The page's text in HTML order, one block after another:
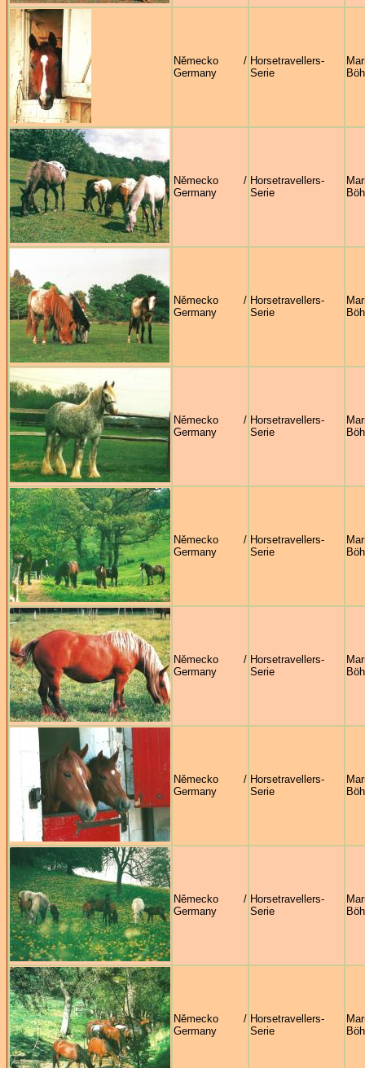
Německo /
Germany
Horsetravellers-
Serie
Německo /
Germany
Horsetravellers-
Serie
Německo /
Germany
Horsetravellers-
Serie
Německo /
Germany
Horsetravellers-
Serie
Německo /
Germany
Horsetravellers-
Serie
Německo /
Germany
Horsetravellers-
Serie
Německo /
Germany
Horsetravellers-
Serie
Německo /
Germany
Horsetravellers-
Serie
Německo /
Germany
Horsetravellers-
Serie